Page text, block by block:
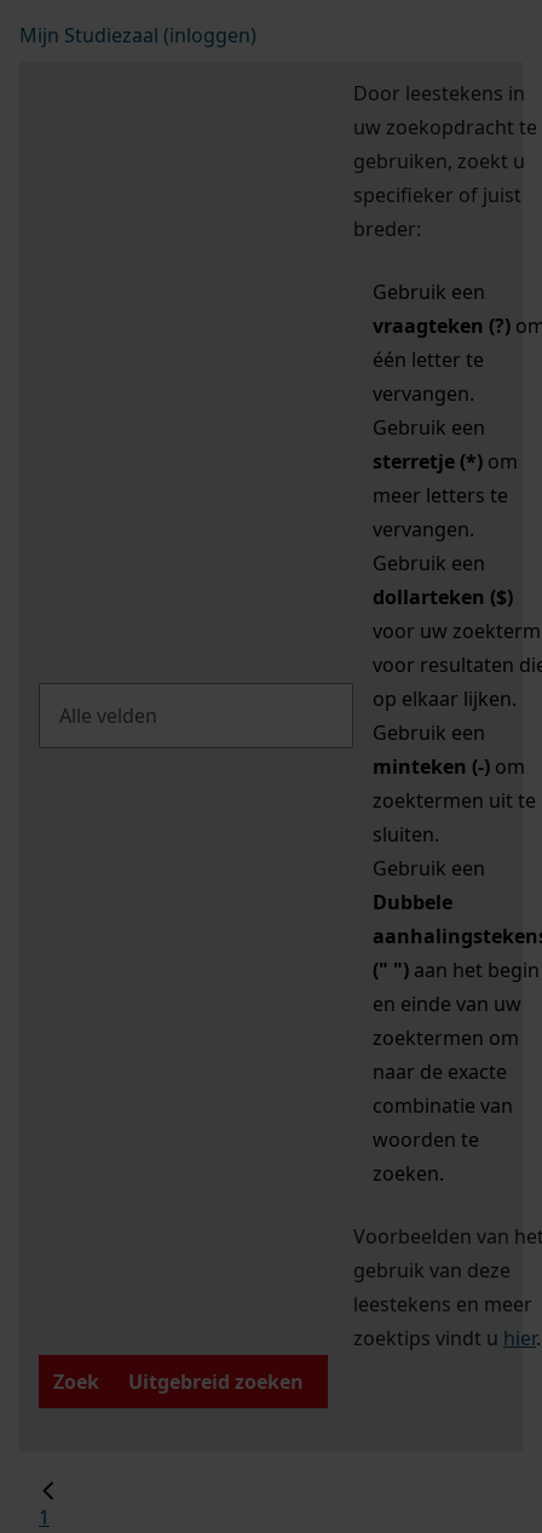
Mijn Studiezaal (inloggen)
Door leestekens in
uw zoekopdracht te
gebruiken, zoekt u
specifieker of juist
breder:
Gebruik een
vraagteken (?)
één letter te
vervangen.
Gebruik een
sterretje (*) om
meer letters te
vervangen.
Gebruik een
dollarteken ($)
voor uw zoekterm
voor resultaten
op elkaar lijken.
Gebruik een
minteken (-) om
zoektermen uit te
sluiten.
Gebruik een
Dubbele
(" ") aan het begin
en einde van uw
zoektermen om
naar de exacte
combinatie van
woorden te
zoeken.
Voorbeelden van
gebruik van deze
leestekens en meer
zoektips vindt u hier.
Zoek
Uitgebreid zoeken
1